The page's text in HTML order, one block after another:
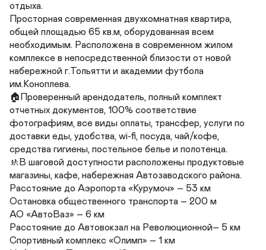
отдыха.
Просторная современная двухкомнатная квартира,
общей площадью 65 кв.м, оборудованная всем
необходимым. Расположена в современном жилом
комплексе в непосредственной близости от новой
набережной г.Тольятти и академии футбола
им.Коноплева.
🏠Проверенный арендодатель, полный комплект
отчетных документов, 100% соответствие
фотографиям, все виды оплаты, трансфер, услуги по
доставки еды, удобства, wi-fi, посуда, чай/кофе,
средства гигиены, постельное белье и полотенца.
🚸В шаговой доступности расположены продуктовые
магазины, кафе, набережная Автозаводского района.
Расстояние до Аэропорта «Курумоч» – 53 км
Остановка общественного транспорта – 200 м
АО «АвтоВаз» – 6 км
Расстояние до Автовокзал на Революционной– 5 км
Спортивный комплекс «Олимп» – 1 км